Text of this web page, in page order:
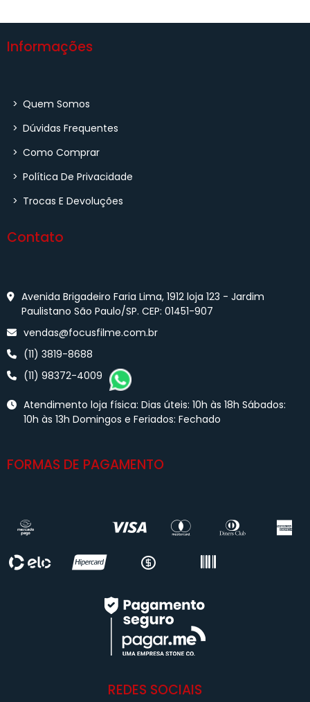
Informações
> Quem Somos
> Dúvidas Frequentes
> Como Comprar
> Política De Privacidade
> Trocas E Devoluções
Contato
Avenida Brigadeiro Faria Lima, 1912 loja 123 - Jardim
Paulistano São Paulo/SP. CEP: 01451-907
vendas@focusfilme.com.br
(11) 3819-8688
(11) 98372-4009
Atendimento loja física: Dias úteis: 10h às 18h Sábados:
10h às 13h Domingos e Feriados: Fechado
FORMAS DE PAGAMENTO
REDES SOCIAIS